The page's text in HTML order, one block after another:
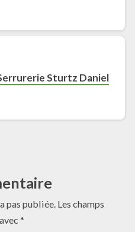
Sturtz Daniel
pas publiée. Les champs
*